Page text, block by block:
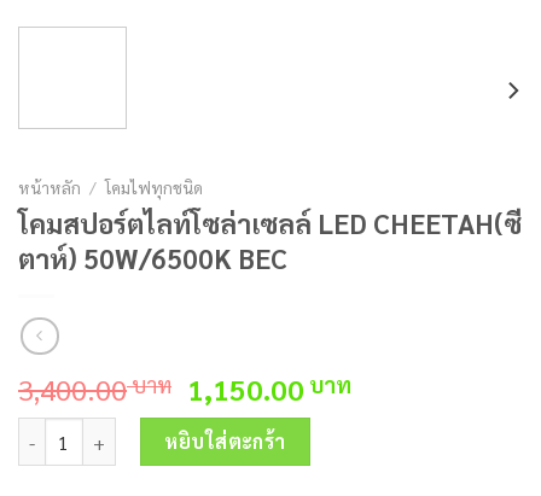
หน้าหลัก / โคมไฟทุกชนิด
โคมสปอร์ตไลท์โซล่าเซลล์ LED CHEETAH(ซี
ตาห์) 50W/6500K BEC
3,400.00บาท Original
price
was:
3,400.00 บาท.
1,150.00 บาท
จำนวน โคมสปอร์ตไลท์โซล่าเซลล์ LED CHEETAH(ซีตาห์) 50W/
หยิบใส่ตะกร้า